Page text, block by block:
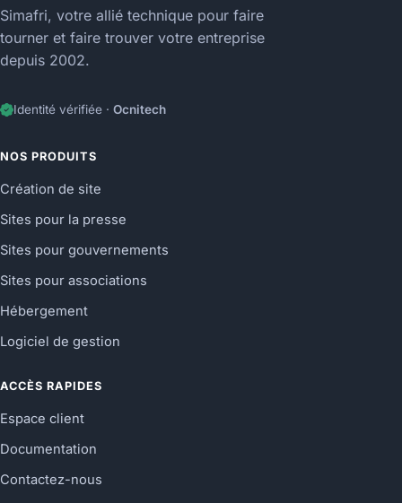
Simafri, votre allié technique pour faire
tourner et faire trouver votre entreprise
depuis 2002.
Identité vérifiée · Ocnitech
NOS PRODUITS
Création de site
Sites pour la presse
Sites pour gouvernements
Sites pour associations
Hébergement
Logiciel de gestion
ACCÈS RAPIDES
Espace client
Documentation
Contactez-nous